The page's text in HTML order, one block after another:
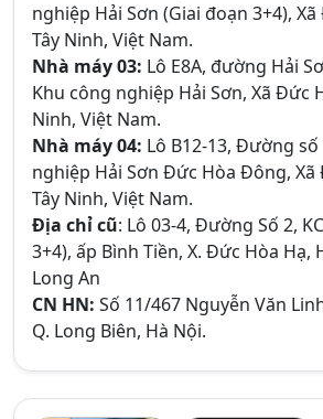
nghiệp Hải Sơn (Giai đoạn 3+4),
Tây Ninh, Việt Nam.
Nhà máy 03: Lô E8A, đường Hải
Khu công nghiệp Hải Sơn, Xã Đức
Ninh, Việt Nam.
Nhà máy 04: Lô B12-13, Đường
nghiệp Hải Sơn Đức Hòa Đông, Xã
Tây Ninh, Việt Nam.
Địa chỉ cũ: Lô 03-4, Đường Số 2,
3+4), ấp Bình Tiền, X. Đức Hòa Hạ,
Long An
CN HN: Số 11/467 Nguyễn Văn
Q. Long Biên, Hà Nội.